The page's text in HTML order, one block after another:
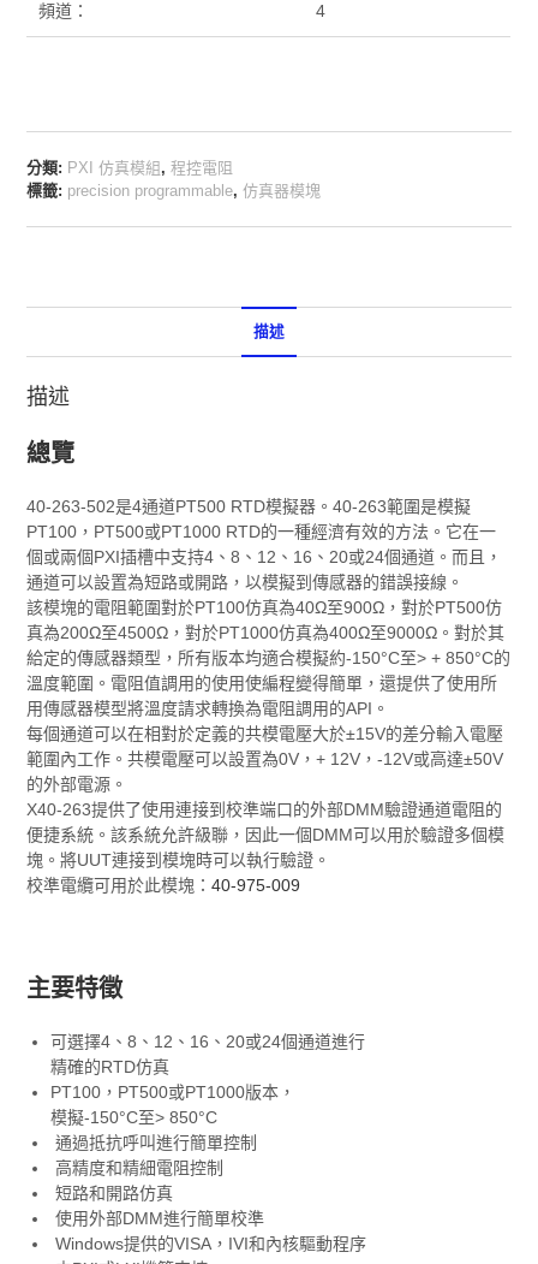
頻道： 4
分類: PXI 仿真模組 ,程控電阻
標籤: precision programmable,仿真器模塊
描述
描述
總覽
40-263-502是4通道PT500 RTD模擬器。40-263範圍是模擬
PT100，PT500或PT1000 RTD的一種經濟有效的方法。它在一
個或兩個PXI插槽中支持4、8、12、16、20或24個通道。而且，
通道可以設置為短路或開路，以模擬到傳感器的錯誤接線。
該模塊的電阻範圍對於PT100仿真為40Ω至900Ω，對於PT500仿
真為200Ω至4500Ω，對於PT1000仿真為400Ω至9000Ω。對於其
給定的傳感器類型，所有版本均適合模擬約-150°C至> + 850°C的
溫度範圍。電阻值調用的使用使編程變得簡單，還提供了使用所
用傳感器模型將溫度請求轉換為電阻調用的API。
每個通道可以在相對於定義的共模電壓大於±15V的差分輸入電壓
範圍內工作。共模電壓可以設置為0V，+ 12V，-12V或高達±50V
的外部電源。
X40-263提供了使用連接到校準端口的外部DMM驗證通道電阻的
便捷系統。該系統允許級聯，因此一個DMM可以用於驗證多個模
塊。將UUT連接到模塊時可以執行驗證。
校準電纜可用於此模塊：40-975-009
主要特徵
可選擇4、8、12、16、20或24個通道進行
精確的RTD仿真
PT100，PT500或PT1000版本，
模擬-150°C至> 850°C
通過抵抗呼叫進行簡單控制
高精度和精細電阻控制
短路和開路仿真
使用外部DMM進行簡單校準
Windows提供的VISA，IVI和內核驅動程序